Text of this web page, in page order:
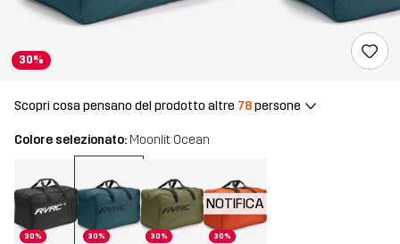
30%
Scopri cosa pensano del prodotto altre 78persone
Colore selezionato: Moonlit Ocean
30% 30% 30% 30%
NOTIFICA